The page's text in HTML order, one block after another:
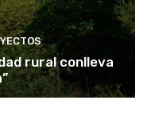
rural conlleva